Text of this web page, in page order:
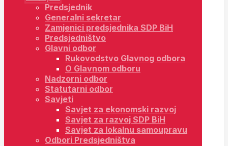
Predsjednik
Generalni sekretar
Zamjenici predsjednika SDP BiH
Predsjedništvo
Glavni odbor
Rukovodstvo Glavnog odbora
O Glavnom odboru
Nadzorni odbor
Statutarni odbor
Savjeti
Savjet za ekonomski razvoj
Savjet za razvoj SDP BiH
Savjet za lokalnu samoupravu
Odbori Predsjedništva